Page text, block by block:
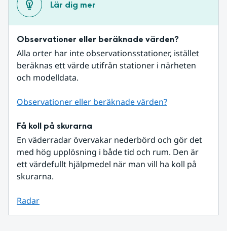
Lär dig mer
Observationer eller beräknade värden?
Alla orter har inte observationsstationer, istället
beräknas ett värde utifrån stationer i närheten
och modelldata.
Observationer eller beräknade värden?
Få koll på skurarna
En väderradar övervakar nederbörd och gör det
med hög upplösning i både tid och rum. Den är
ett värdefullt hjälpmedel när man vill ha koll på
skurarna.
Radar